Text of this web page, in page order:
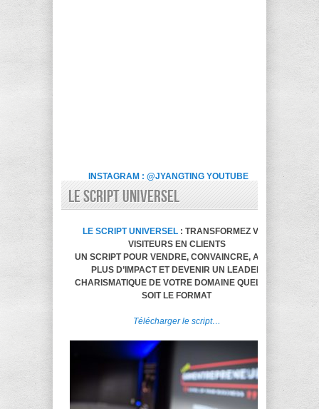
INSTAGRAM : @JYANGTING YOUTUBE
LE SCRIPT UNIVERSEL
LE SCRIPT UNIVERSEL : TRANSFORMEZ VOS
VISITEURS EN CLIENTS
UN SCRIPT POUR VENDRE, CONVAINCRE, AVOIR
PLUS D’IMPACT ET DEVENIR UN LEADER
CHARISMATIQUE DE VOTRE DOMAINE QUELQUE
SOIT LE FORMAT
Télécharger le script…